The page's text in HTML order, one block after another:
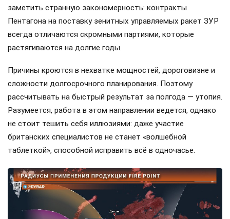
заметить странную закономерность: контракты
Пентагона на поставку зенитных управляемых ракет ЗУР
всегда отличаются скромными партиями, которые
растягиваются на долгие годы.
Причины кроются в нехватке мощностей, дороговизне и
сложности долгосрочного планирования. Поэтому
рассчитывать на быстрый результат за полгода — утопия.
Разумеется, работа в этом направлении ведется, однако
не стоит тешить себя иллюзиями: даже участие
британских специалистов не станет «волшебной
таблеткой», способной исправить всё в одночасье.